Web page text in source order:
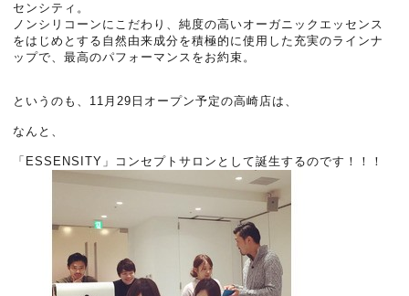
センシティ。
ノンシリコーンにこだわり、純度の高いオーガニックエッセンス
をはじめとする自然由来成分を積極的に使用した充実のラインナ
ップで、最高のパフォーマンスをお約束。
というのも、11月29日オープン予定の高崎店は、
なんと、
「ESSENSITY」コンセプトサロンとして誕生するのです！！！